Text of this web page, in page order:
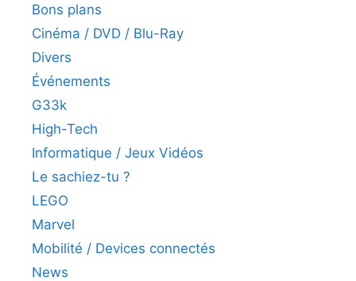
Bons plans
Cinéma / DVD / Blu-Ray
Divers
Événements
G33k
High-Tech
Informatique / Jeux Vidéos
Le sachiez-tu ?
LEGO
Marvel
Mobilité / Devices connectés
News